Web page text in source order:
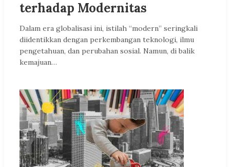
terhadap Modernitas
Dalam era globalisasi ini, istilah “modern” seringkali
diidentikkan dengan perkembangan teknologi, ilmu
pengetahuan, dan perubahan sosial. Namun, di balik
kemajuan…